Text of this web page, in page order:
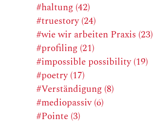
#haltung (42)
#truestory (24)
#wie wir arbeiten Praxis (23)
#profiling (21)
#impossible possibility (19)
#poetry (17)
#Verständigung (8)
#mediopassiv (6)
#Pointe (3)